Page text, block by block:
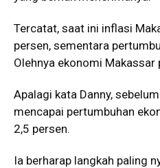
Tercatat, saat ini inflasi
persen, sementara
Olehnya ekonomi Makassar
Apalagi kata Danny,
mencapai pertumbuhan
2,5 persen.
Ia berharap langkah paling